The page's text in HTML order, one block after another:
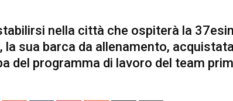
nella città che ospiterà la
sua barca da allenamento,
del programma di lavoro del team